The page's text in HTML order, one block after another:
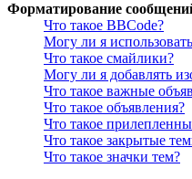
Форматирование
Что такое BBCode?
Могу ли я
Что такое смайлики?
Могу ли я добавлять
Что такое важные
Что такое объявления?
Что такое
Что такое закрытые
Что такое значки тем?